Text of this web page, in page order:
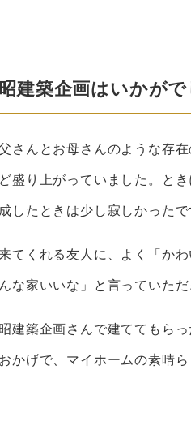
建築企画はいかがで
さんとお母さんのような存
盛り上がっていました。と
したときは少し寂しかった
てくれる友人に、よく「か
な家いいな」と言っていた
建築企画さんで建ててもら
かげで、マイホームの素晴